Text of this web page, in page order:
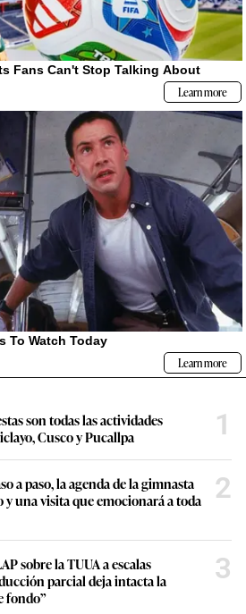
son todas las actividades
Cusco y Pucallpa
1
a paso, la agenda de la gimnasta
una visita que emocionará a toda
2
sobre la TUUA a escalas
parcial deja intacta la
fondo”
3